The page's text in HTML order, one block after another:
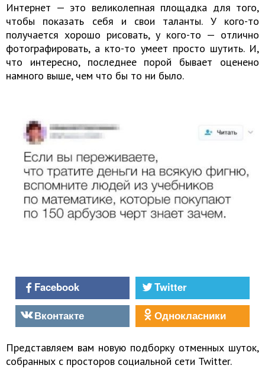
Интернет — это великолепная площадка для того,
чтобы показать себя и свои таланты. У кого-то
получается хорошо рисовать, у кого-то — отлично
фотографировать, а кто-то умеет просто шутить. И,
что интересно, последнее порой бывает оценено
намного выше, чем что бы то ни было.
Facebook
Twitter
Вконтакте
Однокласники
Представляем вам новую подборку отменных шуток,
собранных с просторов социальной сети Twitter.